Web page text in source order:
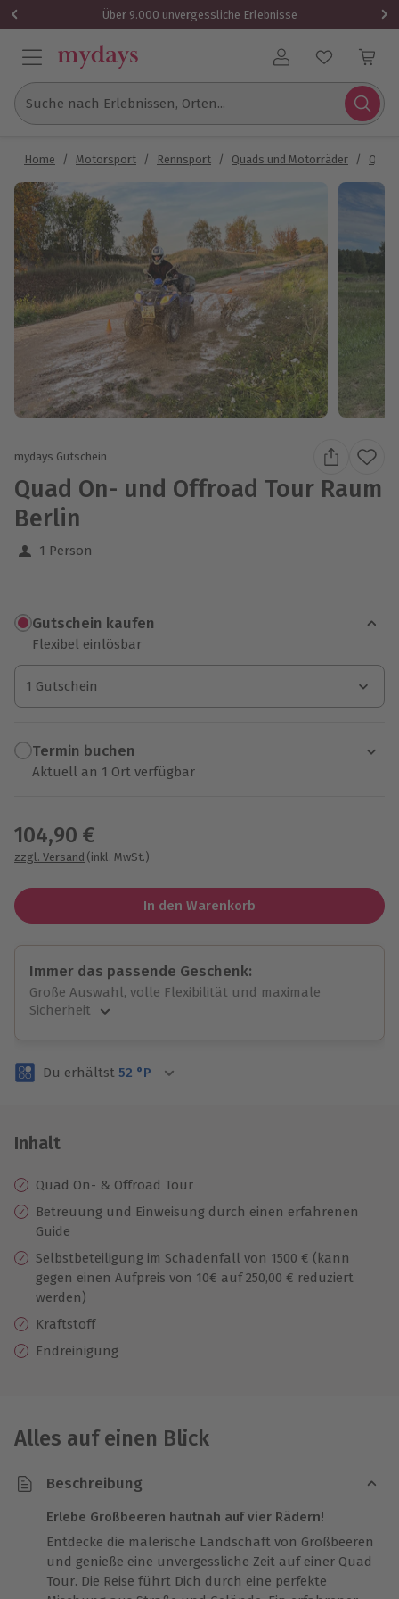
Über 9.000 unvergessliche Erlebnisse
Benutzerkonto
Suche nach Erlebnissen, Orten...
Home / Motorsport / Rennsport / Quads und Motorräder /
mydays Gutschein
Quad On- und Offroad Tour Raum
Berlin
1 Person
Gutschein kaufen
Flexibel einlösbar
1 Gutschein
1 Gutschein
1 Gutschein
Termin buchen
Aktuell an 1 Ort verfügbar
104,90 €
zzgl. Versand (inkl. MwSt.)
In den Warenkorb
Immer das passende Geschenk:
Große Auswahl, volle Flexibilität und maximale
Sicherheit
Volle Flexibilität
3 Jahre gültig & verlängerbar.
Du erhältst 52 °P
Inhalt
Quad On- & Offroad Tour
Betreuung und Einweisung durch einen erfahrenen
Guide
Selbstbeteiligung im Schadenfall von 1500 € (kann
gegen einen Aufpreis von 10€ auf 250,00 € reduziert
werden)
Kraftstoff
Endreinigung
Alles auf einen Blick
Beschreibung
Erlebe Großbeeren hautnah auf vier Rädern!
Entdecke die malerische Landschaft von Großbeeren
und genieße eine unvergessliche Zeit auf einer Quad
Tour. Die Reise führt Dich durch eine perfekte